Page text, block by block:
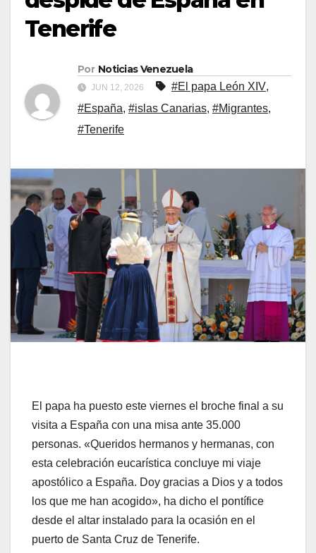
Tenerife
Por Noticias Venezuela
JUN 12, 2026 #El papa León XIV,
#España, #islas Canarias, #Migrantes,
#Tenerife
El papa ha puesto este viernes el broche final a su
visita a España con una misa ante 35.000
personas. «Queridos hermanos y hermanas, con
esta celebración eucarística concluye mi viaje
apostólico a España. Doy gracias a Dios y a todos
los que me han acogido», ha dicho el pontífice
desde el altar instalado para la ocasión en el
puerto de Santa Cruz de Tenerife.